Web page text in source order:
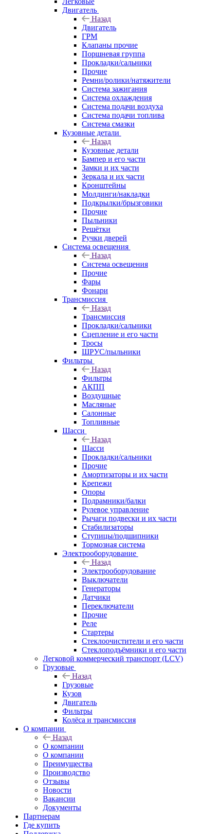
Двигатель
Назад
Двигатель
ГРМ
Клапаны прочие
Поршневая группа
Прокладки/сальники
Прочие
Ремни/ролики/натяжители
Система зажигания
Система охлаждения
Система подачи воздуха
Система подачи топлива
Система смазки
Кузовные детали
Назад
Кузовные детали
Бампер и его части
Замки и их части
Зеркала и их части
Кронштейны
Молдинги/накладки
Подкрылки/брызговики
Прочие
Пыльники
Решётки
Ручки дверей
Система освещения
Назад
Система освещения
Прочие
Фары
Фонари
Трансмиссия
Назад
Трансмиссия
Прокладки/сальники
Сцепление и его части
Тросы
ШРУС/пыльники
Фильтры
Назад
Фильтры
АКПП
Воздушные
Масляные
Салонные
Топливные
Шасси
Назад
Шасси
Прокладки/сальники
Прочие
Амортизаторы и их части
Крепежи
Опоры
Подрамники/балки
Рулевое управление
Рычаги подвески и их части
Стабилизаторы
Ступицы/подшипники
Тормозная система
Электрооборудование
Назад
Электрооборудование
Выключатели
Генераторы
Датчики
Переключатели
Прочие
Реле
Стартеры
Стеклоочистители и его части
Стеклоподъёмники и его части
Легковой коммерческий транспорт (LCV)
Грузовые
Назад
Грузовые
Кузов
Двигатель
Фильтры
Колёса и трансмиссия
О компании
Назад
О компании
О компании
Преимущества
Производство
Отзывы
Новости
Вакансии
Документы
Партнерам
Где купить